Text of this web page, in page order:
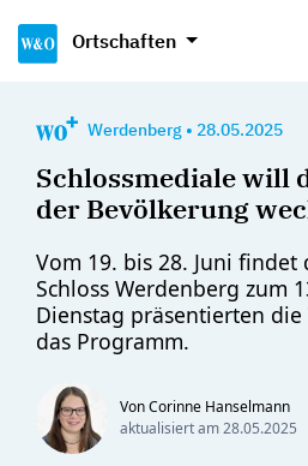
Ortschaften
Werdenberg • 28.05.2025
Schlossmediale will
der Bevölkerung
Vom 19. bis 28. Juni findet
Schloss Werdenberg zum
Dienstag präsentierten
das Programm.
Von Corinne Hanselmann
aktualisiert am28.05.2025